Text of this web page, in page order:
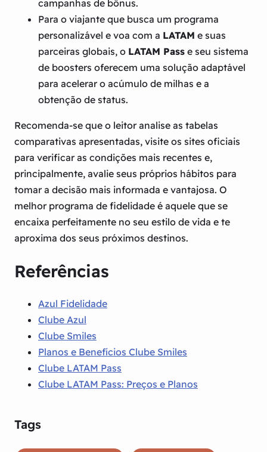
campanhas de bônus.
Para o viajante que busca um programa
personalizável e voa com a LATAM e suas
parceiras globais, o LATAM Pass e seu sistema
de boosters oferecem uma solução adaptável
para acelerar o acúmulo de milhas e a
obtenção de status.
Recomenda-se que o leitor analise as tabelas
comparativas apresentadas, visite os sites oficiais
para verificar as condições mais recentes e,
principalmente, avalie seus próprios hábitos para
tomar a decisão mais informada e vantajosa. O
melhor programa de fidelidade é aquele que se
encaixa perfeitamente no seu estilo de vida e te
aproxima dos seus próximos destinos.
Referências
Azul Fidelidade
Clube Azul
Clube Smiles
Planos e Benefícios Clube Smiles
Clube LATAM Pass
Clube LATAM Pass: Preços e Planos
Tags